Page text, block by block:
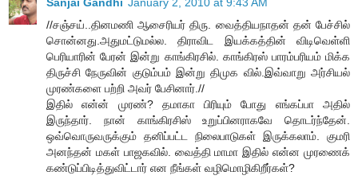
//சஞ்சய்..தினமணி ஆசைரியர் திரு. வைத்தியநாதன் தன் பேச்சில்
சொன்னது.அதுமட்டுமல்ல. திராவிட இயக்கத்தின் விடிவெள்ளி
பெரியாரின் பேரன் இன்று காங்கிரசில். காங்கிரஸ் பாரம்பரியம் மிக்க
திருச்சி நேருவின் குடும்பம் இன்று திமுக வில்.இவ்வாறு அர்சியல்
முரண்களை பற்றி அவர் பேசினார்.//
இதில் என்ன் முரண்? தமாகா பிரியும் போது எங்கப்பா அதில்
இருந்தார். நான் காங்கிரசிஸ் உறுப்பினராகவே தொடர்ந்தேன்.
ஒவ்வொருவருக்கும் தனிப்பட்ட நிலைபாடுகள் இருக்கலாம். குமரி
அனந்தன் மகள் பாஜகவில். வைத்தி மாமா இதில் என்ன முரணைக்
கண்டுப்பிடித்துவிட்டார் என நீங்கள் வழிமொழிகிறீர்கள்?